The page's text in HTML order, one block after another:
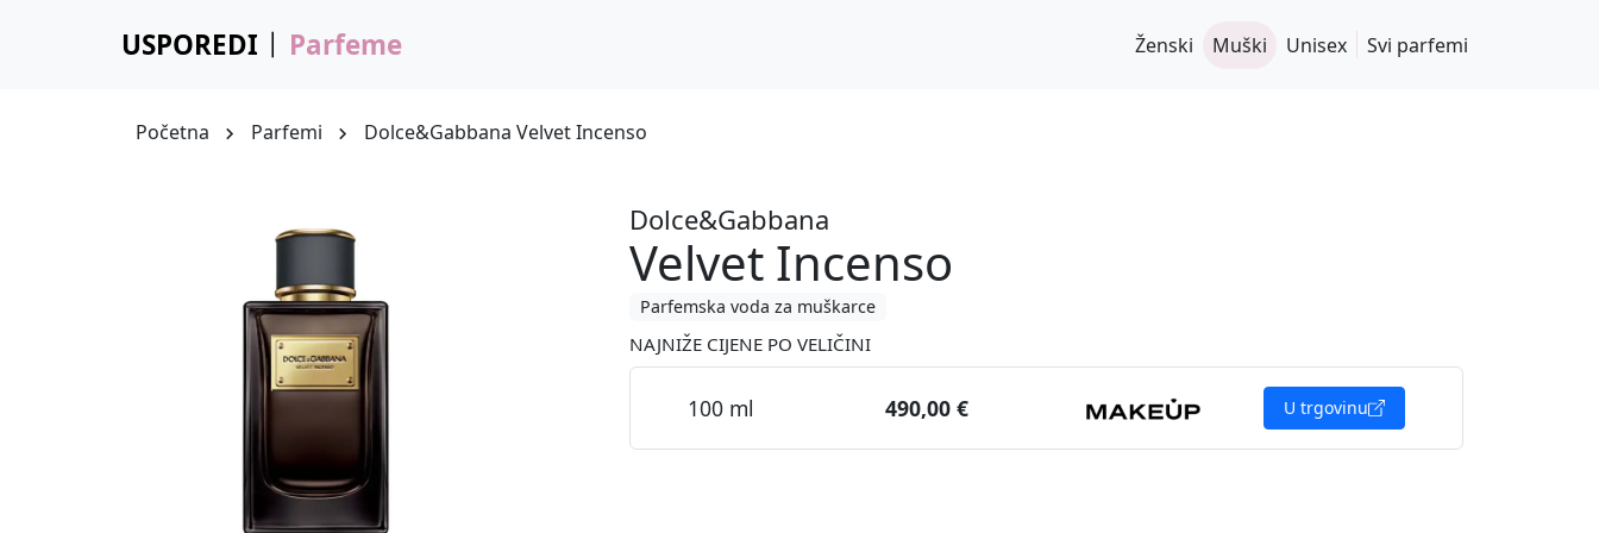
USPOREDI Parfeme Ženski Muški Unisex Svi parfemi
Početna Parfemi Dolce&Gabbana Velvet Incenso
Dolce&Gabbana
Velvet Incenso
Parfemska voda za muškarce
NAJNIŽE CIJENE PO VELIČINI
100 ml 490,00 € U trgovinu